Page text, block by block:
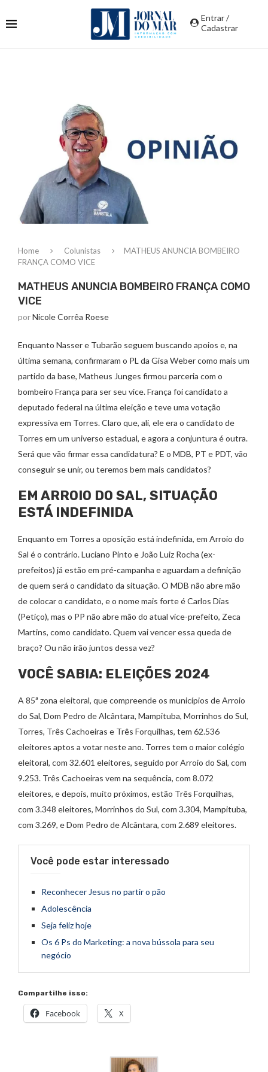
Entrar /
Cadastrar
Home Colunistas
MATHEUS ANUNCIA BOMBEIRO
FRANÇA COMO VICE
MATHEUS ANUNCIA BOMBEIRO FRANÇA COMO
VICE
porNicole Corrêa Roese
Enquanto Nasser e Tubarão seguem buscando apoios e, na
última semana, confirmaram o PL da Gisa Weber como mais um
partido da base, Matheus Junges firmou parceria com o
bombeiro França para ser seu vice. França foi candidato a
deputado federal na última eleição e teve uma votação
expressiva em Torres. Claro que, ali, ele era o candidato de
Torres em um universo estadual, e agora a conjuntura é outra.
Será que vão firmar essa candidatura? E o MDB, PT e PDT, vão
conseguir se unir, ou teremos bem mais candidatos?
EM ARROIO DO SAL, SITUAÇÃO
ESTÁ INDEFINIDA
Enquanto em Torres a oposição está indefinida, em Arroio do
Sal é o contrário. Luciano Pinto e João Luiz Rocha (ex-
prefeitos) já estão em pré-campanha e aguardam a definição
de quem será o candidato da situação. O MDB não abre mão
de colocar o candidato, e o nome mais forte é Carlos Dias
(Petiço), mas o PP não abre mão do atual vice-prefeito, Zeca
Martins, como candidato. Quem vai vencer essa queda de
braço? Ou não irão juntos dessa vez?
VOCÊ SABIA: ELEIÇÕES 2024
A 85ª zona eleitoral, que compreende os municípios de Arroio
do Sal, Dom Pedro de Alcântara, Mampituba, Morrinhos do Sul,
Torres, Três Cachoeiras e Três Forquilhas, tem 62.536
eleitores aptos a votar neste ano. Torres tem o maior colégio
eleitoral, com 32.601 eleitores, seguido por Arroio do Sal, com
9.253. Três Cachoeiras vem na sequência, com 8.072
eleitores, e depois, muito próximos, estão Três Forquilhas,
com 3.348 eleitores, Morrinhos do Sul, com 3.304, Mampituba,
com 3.269, e Dom Pedro de Alcântara, com 2.689 eleitores.
Você pode estar interessado
Reconhecer Jesus no partir o pão
Adolescência
Seja feliz hoje
Os 6 Ps do Marketing: a nova bússola para seu
negócio
Compartilhe isso:
Facebook X